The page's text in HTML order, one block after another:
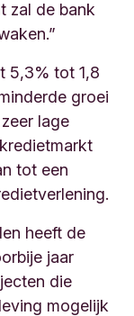
zal de bank
5,3% tot 1,8
groei
lage
tot een
heeft de
jaar
die
mogelijk